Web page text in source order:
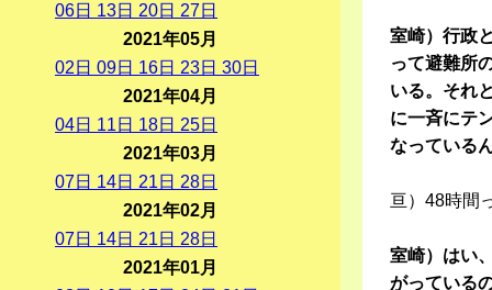
室崎）行政
って避難所
いる。それ
に一斉にテ
なっている
亘）48時間
室崎）はい
がっている
06日 13日 20日 27日
2021年05月
02 日 09日 16日 23日 30日
2021年04月
04日 11 日 18日 25日
2021年03月
07日 14日 21 日 28日
2021年02月
07日 14日 21 日 28日
2021年01月